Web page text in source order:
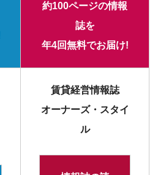
約100ページの情報
誌を
年4回無料でお届け!
賃貸経営情報誌
オーナーズ・スタイ
ル